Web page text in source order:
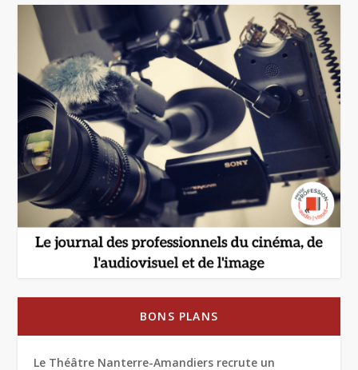
BONS PLANS
Le Théâtre Nanterre-Amandiers recrute un